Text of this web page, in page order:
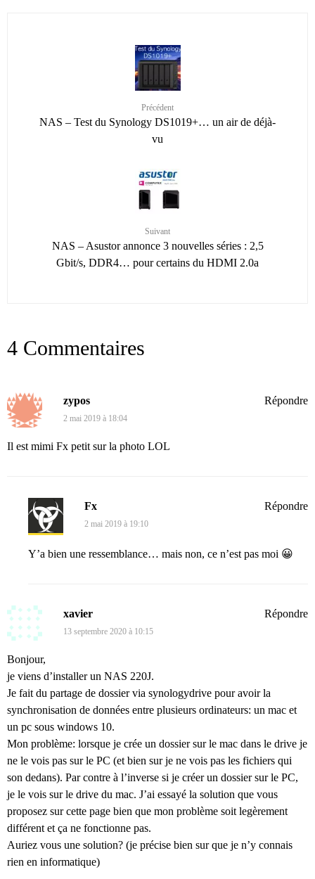
Précédent
NAS – Test du Synology DS1019+… un air de déjà-
vu
Suivant
NAS – Asustor annonce 3 nouvelles séries : 2,5
Gbit/s, DDR4… pour certains du HDMI 2.0a
4 Commentaires
zypos
2 mai 2019 à 18:04
Il est mimi Fx petit sur la photo LOL
Répondre
Fx
2 mai 2019 à 19:10
Y’a bien une ressemblance… mais non, ce n’est pas moi 😀
Répondre
xavier
13 septembre 2020 à 10:15
Bonjour,
je viens d’installer un NAS 220J.
Je fait du partage de dossier via synologydrive pour avoir la
synchronisation de données entre plusieurs ordinateurs: un mac et
un pc sous windows 10.
Mon problème: lorsque je crée un dossier sur le mac dans le drive je
ne le vois pas sur le PC (et bien sur je ne vois pas les fichiers qui
son dedans). Par contre à l’inverse si je créer un dossier sur le PC,
je le vois sur le drive du mac. J’ai essayé la solution que vous
proposez sur cette page bien que mon problème soit legèrement
différent et ça ne fonctionne pas.
Auriez vous une solution? (je précise bien sur que je n’y connais
rien en informatique)
Répondre